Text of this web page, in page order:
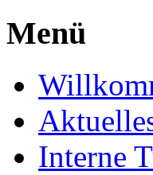
Menü
Interne